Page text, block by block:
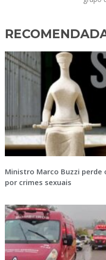
Ministro Marco Buzzi
por crimes sexuais